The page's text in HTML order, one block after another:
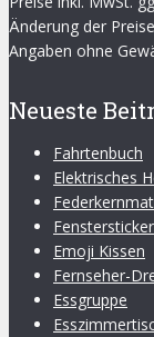
Änderung der
Angaben ohne
Neueste
Fahrtenbuch
Elektrisches
Fenstersticker
Emoji Kissen
Fernseher-
Essgruppe